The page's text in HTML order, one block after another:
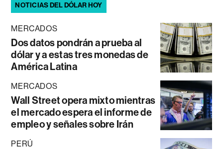
NOTICIAS DEL DÓLAR HOY
MERCADOS
Dos datos pondrán a prueba al
dólar y a estas tres monedas de
América Latina
MERCADOS
Wall Street opera mixto mientras
el mercado espera el informe de
empleo y señales sobre Irán
PERÚ